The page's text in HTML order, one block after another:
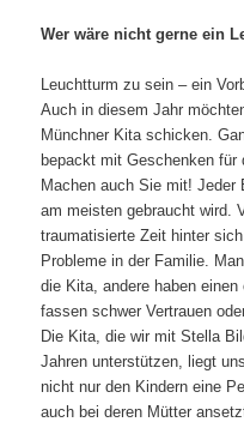
Wer wäre nicht gerne ein
Leuchtturm zu sein – ein
Auch in diesem Jahr
Münchner Kita schicken.
bepackt mit Geschenken für
Machen auch Sie mit! Jeder
am meisten gebraucht wird.
traumatisierte Zeit hinter
Probleme in der Familie.
die Kita, andere haben einen
fassen schwer Vertrauen
Die Kita, die wir mit Stella
Jahren unterstützen, liegt
nicht nur den Kindern eine
auch bei deren Mütter